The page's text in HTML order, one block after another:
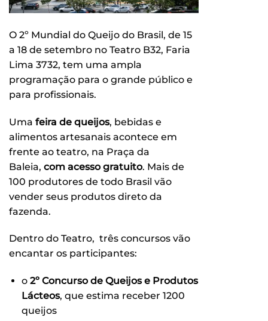
O 2º Mundial do Queijo do Brasil, de 15
a 18 de setembro no Teatro B32, Faria
Lima 3732, tem uma ampla
programação para o grande público e
para profissionais.
Uma feira de queijos, bebidas e
alimentos artesanais acontece em
frente ao teatro, na Praça da
Baleia, com acesso gratuito. Mais de
100 produtores de todo Brasil vão
vender seus produtos direto da
fazenda.
Dentro do Teatro, três concursos vão
encantar os participantes:
o 2º Concurso de Queijos e Produtos
Lácteos, que estima receber 1200
queijos